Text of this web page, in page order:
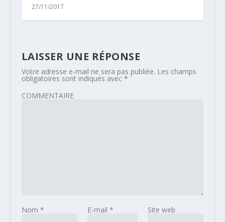
27/11/2017
LAISSER UNE RÉPONSE
Votre adresse e-mail ne sera pas publiée. Les champs
obligatoires sont indiqués avec *
COMMENTAIRE
Nom * E-mail * Site web